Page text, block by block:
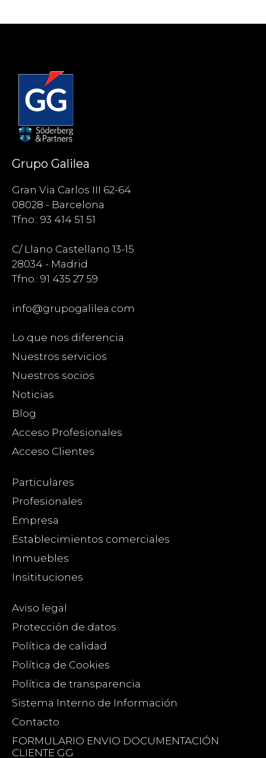
Grupo Galilea
Gran Via Carlos III 62-64
08028 - Barcelona
Tfno.: 93 414 51 51
C/ Llano Castellano 13-15
28034 - Madrid
Tfno.: 91 435 27 59
info@grupogalilea.com
Lo que nos diferencia
Nuestros servicios
Nuestros socios
Noticias
Blog
Acceso Profesionales
Acceso Clientes
Particulares
Profesionales
Empresa
Establecimientos comerciales
Inmuebles
Insitituciones
Aviso legal
Protección de datos
Política de calidad
Política de Cookies
Política de transparencia
Sistema Interno de Información
Contacto
FORMULARIO ENVIO DOCUMENTACIÓN
CLIENTE GG